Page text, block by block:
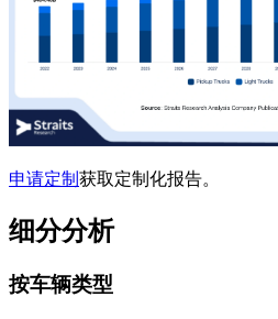
申请定制 获取定制化报告。
细分分析
按车辆类型